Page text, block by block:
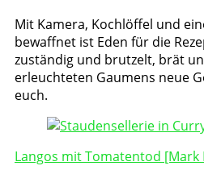
Mit Kamera, Kochlöffel und
bewaffnet ist Eden für die
zuständig und brutzelt, brät
erleuchteten Gaumens neue
euch.
Post
Navigation
Langos mit Tomatentod [Mark